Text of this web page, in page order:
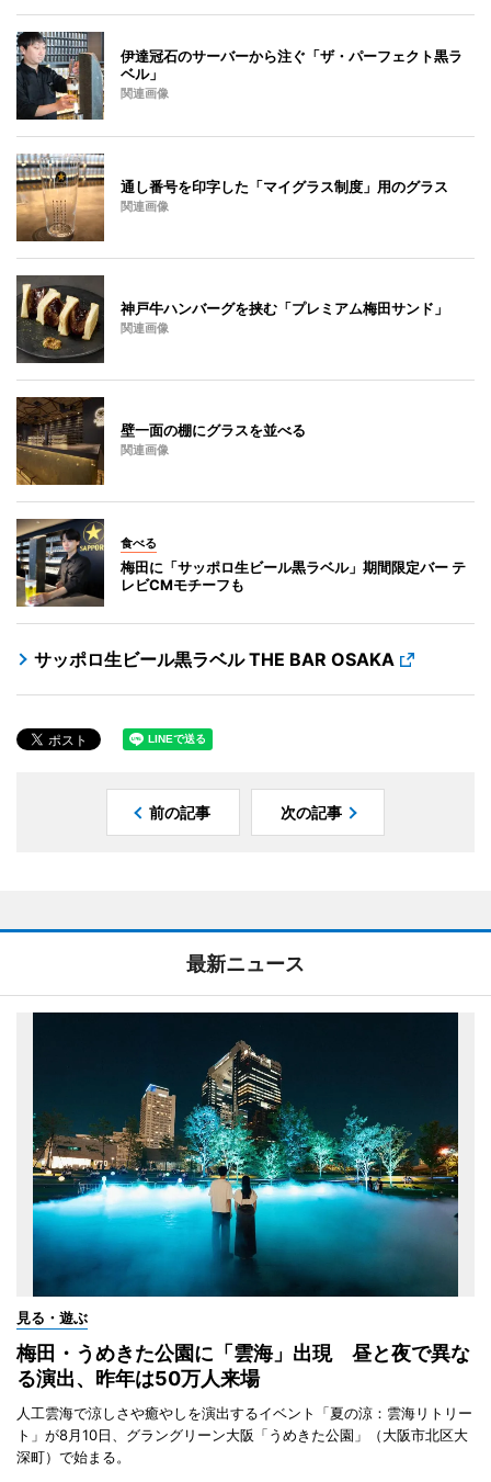
伊達冠石のサーバーから注ぐ「ザ・パーフェクト黒ラ
ベル」
関連画像
通し番号を印字した「マイグラス制度」用のグラス
関連画像
神戸牛ハンバーグを挟む「プレミアム梅田サンド」
関連画像
壁一面の棚にグラスを並べる
関連画像
食べる
梅田に「サッポロ生ビール黒ラベル」期間限定バー テ
レビCMモチーフも
サッポロ生ビール黒ラベル THE BAR OSAKA
前の記事 次の記事
最新ニュース
見る・遊ぶ
梅田・うめきた公園に「雲海」出現 昼と夜で異な
る演出、昨年は50万人来場
人工雲海で涼しさや癒やしを演出するイベント「夏の涼：雲海リトリー
ト」が8月10日、グラングリーン大阪「うめきた公園」（大阪市北区大
深町）で始まる。